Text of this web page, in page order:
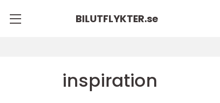
BILUTFLYKTER.se
inspiration